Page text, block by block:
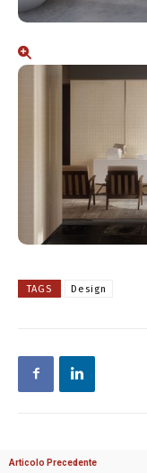
TAGS Design
Articolo Precedente